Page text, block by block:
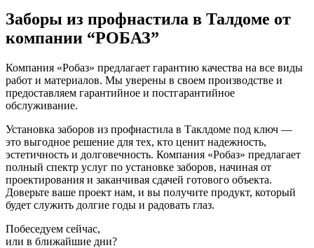
Заборы из профнастила в Талдоме от
компании “РОБАЗ”
Компания «Робаз» предлагает гарантию качества на все виды
работ и материалов. Мы уверены в своем производстве и
предоставляем гарантийное и постгарантийное
обслуживание.
Установка заборов из профнастила в Таклдоме под ключ —
это выгодное решение для тех, кто ценит надежность,
эстетичность и долговечность. Компания «Робаз» предлагает
полный спектр услуг по установке заборов, начиная от
проектирования и заканчивая сдачей готового объекта.
Доверьте ваше проект нам, и вы получите продукт, который
будет служить долгие годы и радовать глаз.
Побеседуем сейчас,
или в ближайшие дни?